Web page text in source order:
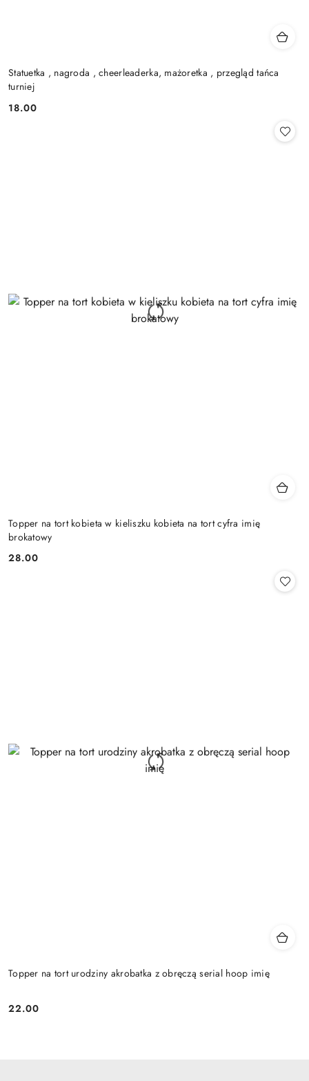
Statuetka , nagroda , cheerleaderka, mażoretka , przegląd tańca
turniej
Cena:
18.00
Topper na tort kobieta w kieliszku kobieta na tort cyfra imię
brokatowy
Cena:
28.00
Topper na tort urodziny akrobatka z obręczą serial hoop imię
Cena:
22.00